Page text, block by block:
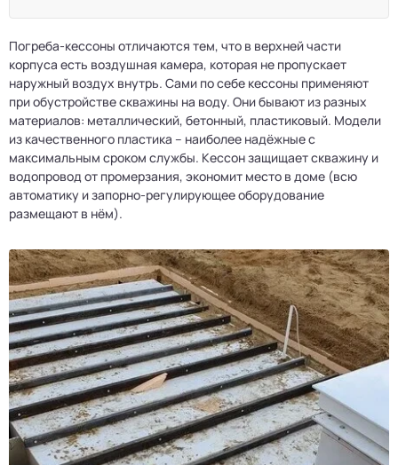
Погреба-кессоны отличаются тем, что в верхней части
корпуса есть воздушная камера, которая не пропускает
наружный воздух внутрь. Сами по себе кессоны применяют
при обустройстве скважины на воду. Они бывают из разных
материалов: металлический, бетонный, пластиковый. Модели
из качественного пластика – наиболее надёжные с
максимальным сроком службы. Кессон защищает скважину и
водопровод от промерзания, экономит место в доме (всю
автоматику и запорно-регулирующее оборудование
размещают в нём).